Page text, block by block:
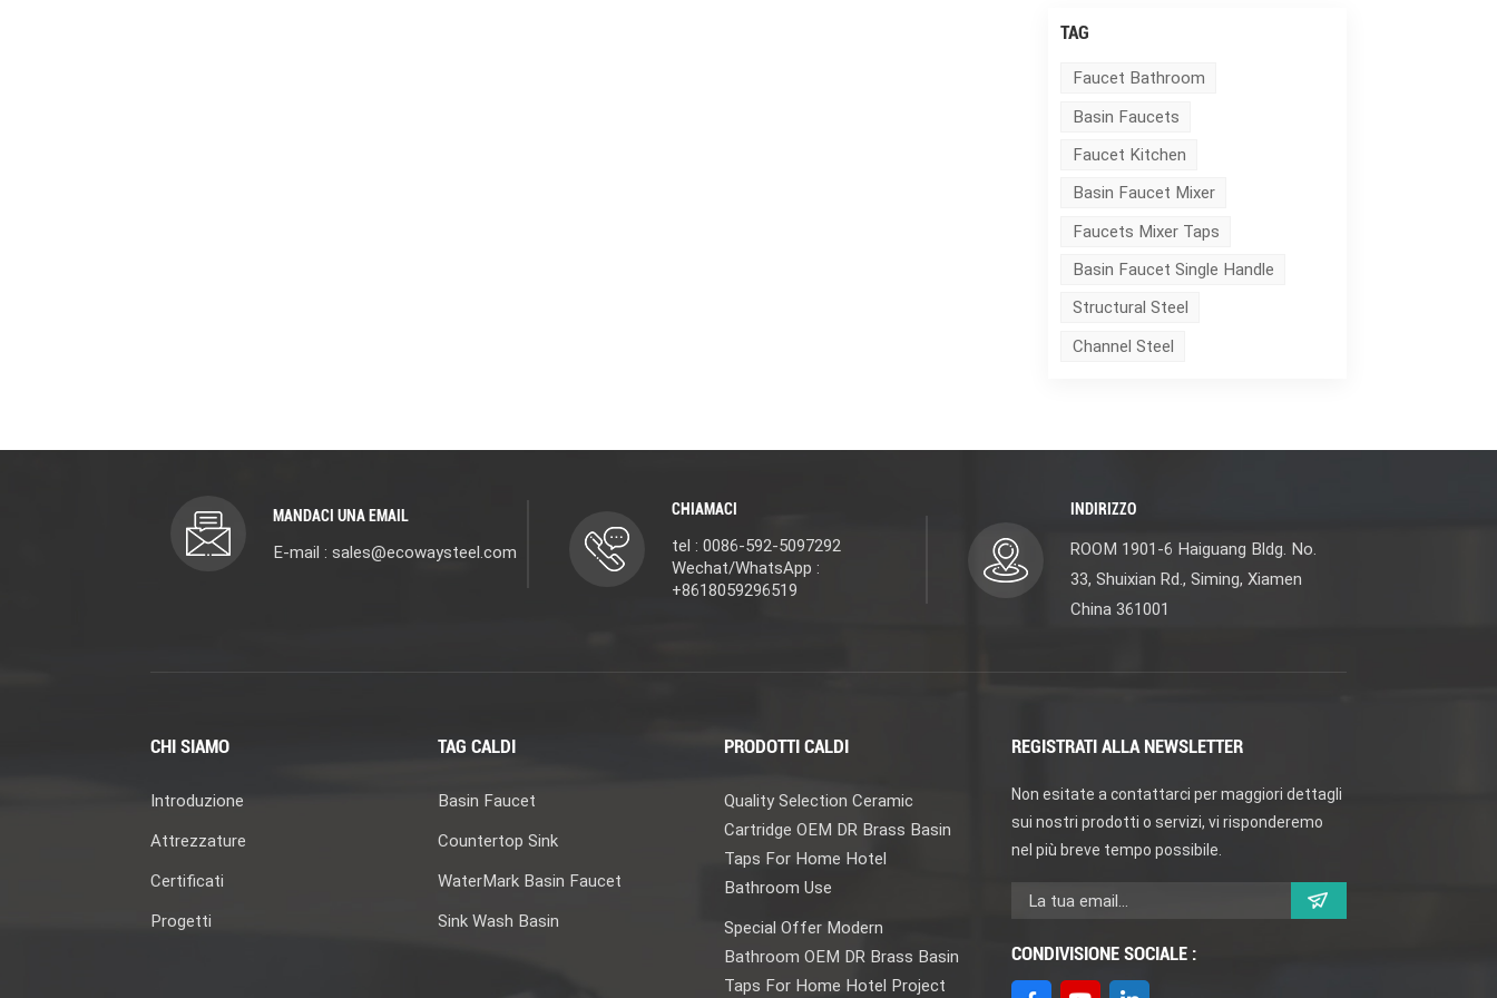
TAG
Faucet Bathroom
Basin Faucets
Faucet Kitchen
Basin Faucet Mixer
Faucets Mixer Taps
Basin Faucet Single Handle
Structural Steel
Channel Steel
MANDACI UNA EMAIL
E-mail : sales@ecowaysteel.com
CHIAMACI
tel : 0086-592-5097292
Wechat/WhatsApp :
+8618059296519
INDIRIZZO
ROOM 1901-6 Haiguang Bldg. No.
33, Shuixian Rd., Siming, Xiamen
China 361001
CHI SIAMO
Introduzione
Attrezzature
Certificati
Progetti
TAG CALDI
Basin Faucet
Countertop Sink
WaterMark Basin Faucet
Sink Wash Basin
PRODOTTI CALDI
Quality Selection Ceramic
Cartridge OEM DR Brass Basin
Taps For Home Hotel
Bathroom Use
Special Offer Modern
Bathroom OEM DR Brass Basin
Taps For Home Hotel Project
REGISTRATI ALLA NEWSLETTER
Non esitate a contattarci per maggiori dettagli
sui nostri prodotti o servizi, vi risponderemo
nel più breve tempo possibile.
CONDIVISIONE SOCIALE :